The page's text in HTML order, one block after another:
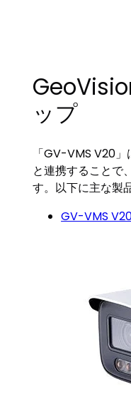
ップ
「GV-VMS V20
と連携することで
す。以下に主な製
GV-VMS